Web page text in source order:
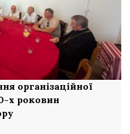
організаційної
х роковин